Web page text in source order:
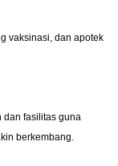
vaksinasi, dan apotek
dan fasilitas guna
berkembang.